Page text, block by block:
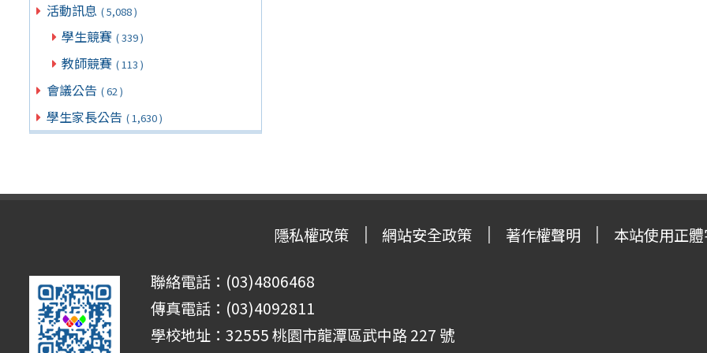
活動訊息 ( 5,088 )
學生競賽 ( 339 )
教師競賽 ( 113 )
會議公告 ( 62 )
學生家長公告 ( 1,630 )
隱私權政策 網站安全政策 著作權聲明 本站使用正
聯絡電話：(03)4806468
傳真電話：(03)4092811
學校地址：32555 桃園市龍潭區武中路 227 號